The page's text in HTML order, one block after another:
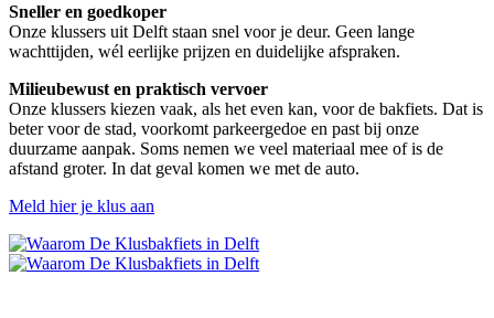
Sneller en goedkoper
Onze klussers uit Delft staan snel voor je deur. Geen lange
wachttijden, wél eerlijke prijzen en duidelijke afspraken.
Milieubewust en praktisch vervoer
Onze klussers kiezen vaak, als het even kan, voor de bakfiets. Dat is
beter voor de stad, voorkomt parkeergedoe en past bij onze
duurzame aanpak. Soms nemen we veel materiaal mee of is de
afstand groter. In dat geval komen we met de auto.
Meld hier je klus aan